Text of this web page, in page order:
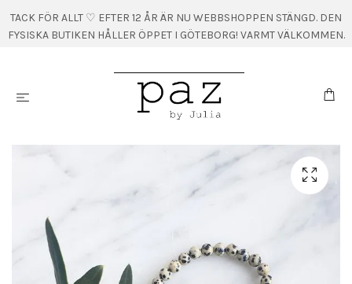
TACK FÖR ALLT ♡ EFTER 12 ÅR ÄR NU WEBBSHOPPEN STÄNGD. DEN
FYSISKA BUTIKEN HÅLLER ÖPPET I GÖTEBORG! VARMT VÄLKOMMEN.